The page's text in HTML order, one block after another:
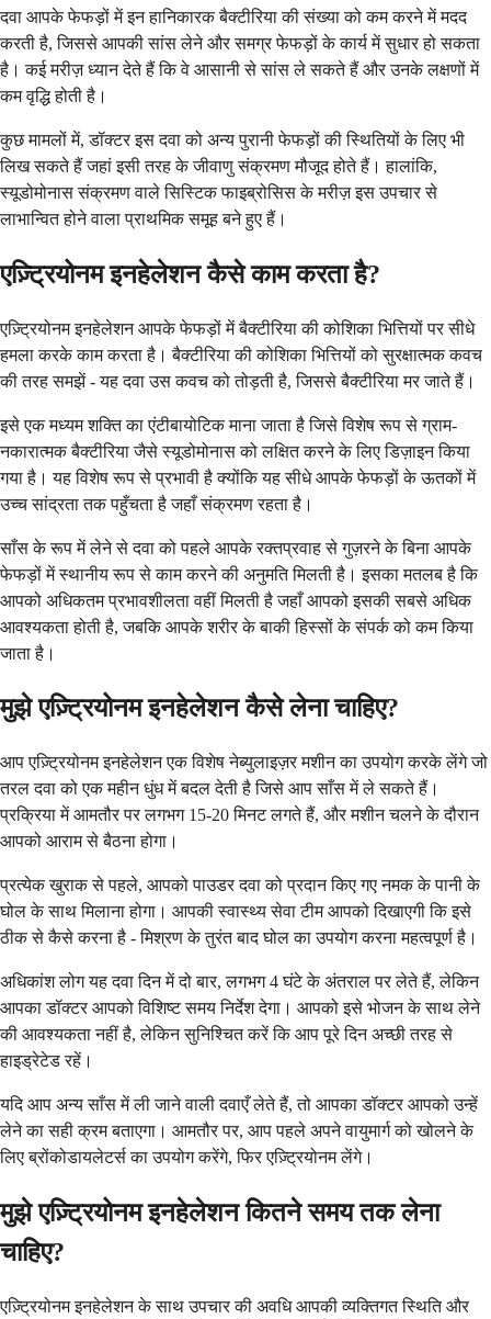
दवा आपके फेफड़ों में इन हानिकारक बैक्टीरिया की संख्या को कम करने में मदद
करती है, जिससे आपकी सांस लेने और समग्र फेफड़ों के कार्य में सुधार हो सकता
है। कई मरीज़ ध्यान देते हैं कि वे आसानी से सांस ले सकते हैं और उनके लक्षणों में
कम वृद्धि होती है।
कुछ मामलों में, डॉक्टर इस दवा को अन्य पुरानी फेफड़ों की स्थितियों के लिए भी
लिख सकते हैं जहां इसी तरह के जीवाणु संक्रमण मौजूद होते हैं। हालांकि,
स्यूडोमोनास संक्रमण वाले सिस्टिक फाइब्रोसिस के मरीज़ इस उपचार से
लाभान्वित होने वाला प्राथमिक समूह बने हुए हैं।
एज़्ट्रियोनम इनहेलेशन कैसे काम करता है?
एज़्ट्रियोनम इनहेलेशन आपके फेफड़ों में बैक्टीरिया की कोशिका भित्तियों पर सीधे
हमला करके काम करता है। बैक्टीरिया की कोशिका भित्तियों को सुरक्षात्मक कवच
की तरह समझें - यह दवा उस कवच को तोड़ती है, जिससे बैक्टीरिया मर जाते हैं।
इसे एक मध्यम शक्ति का एंटीबायोटिक माना जाता है जिसे विशेष रूप से ग्राम-
नकारात्मक बैक्टीरिया जैसे स्यूडोमोनास को लक्षित करने के लिए डिज़ाइन किया
गया है। यह विशेष रूप से प्रभावी है क्योंकि यह सीधे आपके फेफड़ों के ऊतकों में
उच्च सांद्रता तक पहुँचता है जहाँ संक्रमण रहता है।
साँस के रूप में लेने से दवा को पहले आपके रक्तप्रवाह से गुज़रने के बिना आपके
फेफड़ों में स्थानीय रूप से काम करने की अनुमति मिलती है। इसका मतलब है कि
आपको अधिकतम प्रभावशीलता वहीं मिलती है जहाँ आपको इसकी सबसे अधिक
आवश्यकता होती है, जबकि आपके शरीर के बाकी हिस्सों के संपर्क को कम किया
जाता है।
मुझे एज़्ट्रियोनम इनहेलेशन कैसे लेना चाहिए?
आप एज़्ट्रियोनम इनहेलेशन एक विशेष नेब्युलाइज़र मशीन का उपयोग करके लेंगे जो
तरल दवा को एक महीन धुंध में बदल देती है जिसे आप साँस में ले सकते हैं।
प्रक्रिया में आमतौर पर लगभग 15-20 मिनट लगते हैं, और मशीन चलने के दौरान
आपको आराम से बैठना होगा।
प्रत्येक खुराक से पहले, आपको पाउडर दवा को प्रदान किए गए नमक के पानी के
घोल के साथ मिलाना होगा। आपकी स्वास्थ्य सेवा टीम आपको दिखाएगी कि इसे
ठीक से कैसे करना है - मिश्रण के तुरंत बाद घोल का उपयोग करना महत्वपूर्ण है।
अधिकांश लोग यह दवा दिन में दो बार, लगभग 4 घंटे के अंतराल पर लेते हैं, लेकिन
आपका डॉक्टर आपको विशिष्ट समय निर्देश देगा। आपको इसे भोजन के साथ लेने
की आवश्यकता नहीं है, लेकिन सुनिश्चित करें कि आप पूरे दिन अच्छी तरह से
हाइड्रेटेड रहें।
यदि आप अन्य साँस में ली जाने वाली दवाएँ लेते हैं, तो आपका डॉक्टर आपको उन्हें
लेने का सही क्रम बताएगा। आमतौर पर, आप पहले अपने वायुमार्ग को खोलने के
लिए ब्रोंकोडायलेटर्स का उपयोग करेंगे, फिर एज़्ट्रियोनम लेंगे।
मुझे एज़्ट्रियोनम इनहेलेशन कितने समय तक लेना
चाहिए?
एज़्ट्रियोनम इनहेलेशन के साथ उपचार की अवधि आपकी व्यक्तिगत स्थिति और